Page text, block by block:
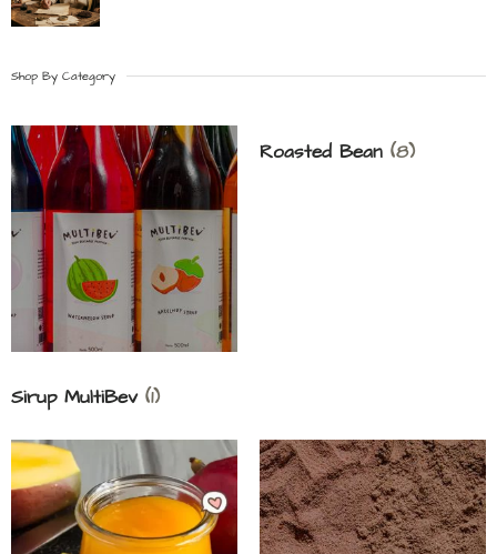
Shop By Category
Sirup MultiBev (1)
Roasted Bean (8)